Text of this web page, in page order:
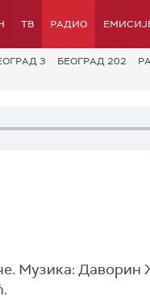
ТВ РАДИО
3 БЕОГРАД 202
Музика: